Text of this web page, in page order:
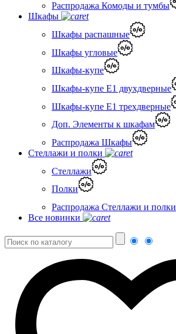
Распродажа Комоды и тумбы
Шкафы
Шкафы распашные
Шкафы угловые
Шкафы-купе
Шкафы-купе Е1 двухдверные
Шкафы-купе Е1 трехдверные
Доп. Элементы к шкафам
Распродажа Шкафы
Стеллажи и полки
Стеллажи
Полки
Распродажа Стеллажи и полки
Все новинки